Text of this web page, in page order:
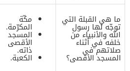
ما هي القبلة التي
توجّه لها رسول
الله والأنبياء من
خلفه في أثناء
صلاتهم في
المسجد الأقصى؟
مكّة
المكرّمة.
المسجد
الأقصى
ذاته.
الكعبة.